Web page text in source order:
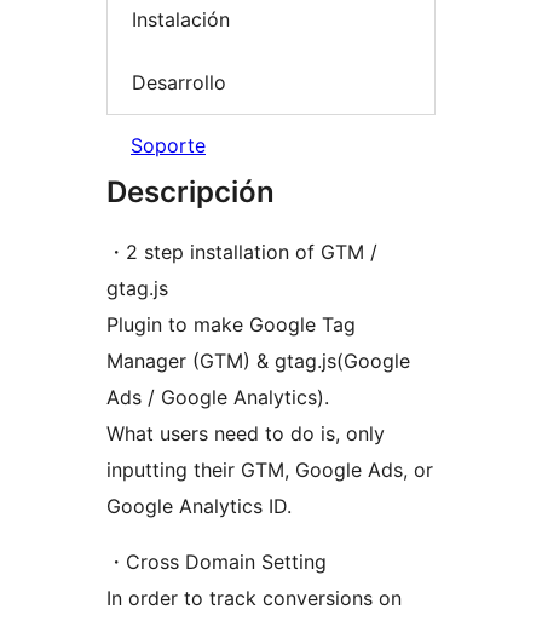
Instalación
Desarrollo
Soporte
Descripción
・2 step installation of GTM /
gtag.js
Plugin to make Google Tag
Manager (GTM) & gtag.js(Google
Ads / Google Analytics).
What users need to do is, only
inputting their GTM, Google Ads, or
Google Analytics ID.
・Cross Domain Setting
In order to track conversions on